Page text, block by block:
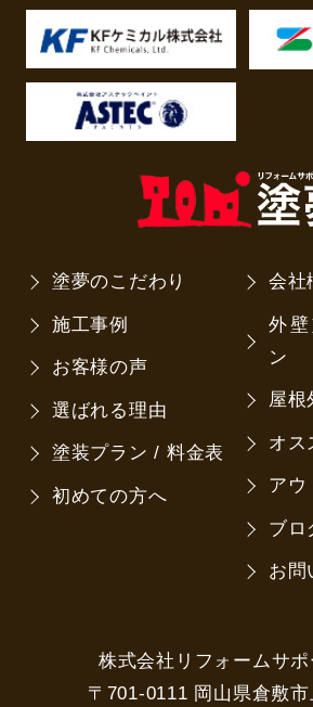
塗夢のこだわり
施工事例
お客様の声
選ばれる理由
塗装プラン / 料金表
初めての方へ
会社
外
ン
屋根
オス
アウ
ブロ
お問
株式会社リフォームサ
〒701-0111 岡山県倉敷